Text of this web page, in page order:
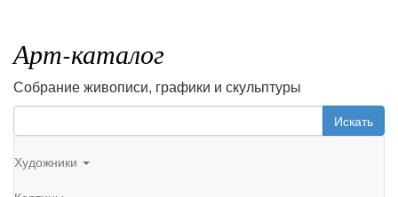
Арт-каталог
Собрание живописи, графики и скульптуры
Искать
Художники